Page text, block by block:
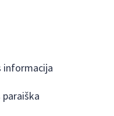
informacija